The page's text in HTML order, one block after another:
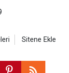
Sitene Ekle